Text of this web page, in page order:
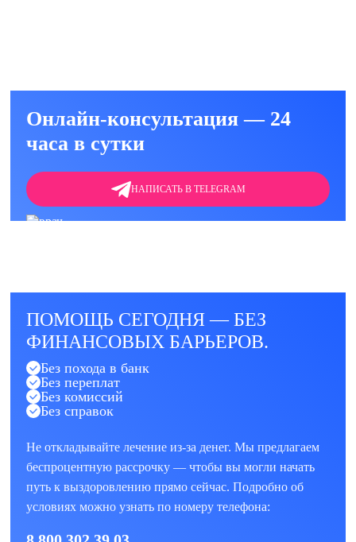
Онлайн-консультация — 24
часа в сутки
НАПИСАТЬ В TELEGRAM
ПОМОЩЬ СЕГОДНЯ — БЕЗ
ФИНАНСОВЫХ БАРЬЕРОВ.
Без похода в банк
Без переплат
Без комиссий
Без справок
Не откладывайте лечение из-за денег. Мы предлагаем
беспроцентную рассрочку — чтобы вы могли начать
путь к выздоровлению прямо сейчас. Подробно об
условиях можно узнать по номеру телефона: